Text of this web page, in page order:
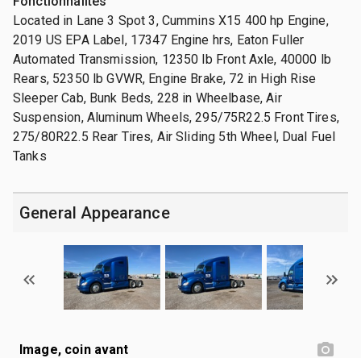
Located in Lane 3 Spot 3, Cummins X15 400 hp Engine,
2019 US EPA Label, 17347 Engine hrs, Eaton Fuller
Automated Transmission, 12350 lb Front Axle, 40000 lb
Rears, 52350 lb GVWR, Engine Brake, 72 in High Rise
Sleeper Cab, Bunk Beds, 228 in Wheelbase, Air
Suspension, Aluminum Wheels, 295/75R22.5 Front Tires,
275/80R22.5 Rear Tires, Air Sliding 5th Wheel, Dual Fuel
Tanks
General Appearance
Image, coin avant